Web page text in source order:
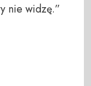
nie widzę.”